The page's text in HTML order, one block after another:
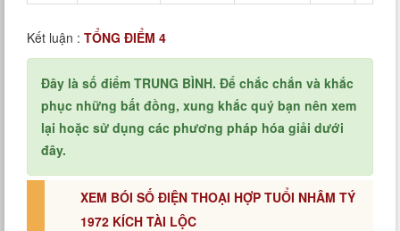
Kết luận : TỔNG ĐIỂM 4
Đây là số điểm TRUNG BÌNH. Để chắc chắn và khắc
phục những bất đồng, xung khắc quý bạn nên xem
lại hoặc sử dụng các phương pháp hóa giải dưới
đây.
XEM BÓI SỐ ĐIỆN THOẠI HỢP TUỔI NHÂM TÝ
1972 KÍCH TÀI LỘC